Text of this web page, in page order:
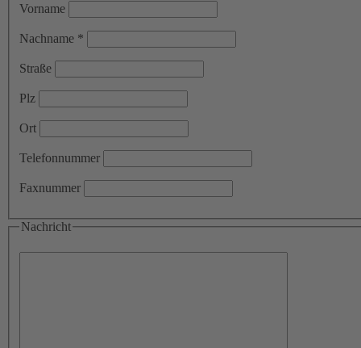
Vorname
Nachname *
Straße
Plz
Ort
Telefonnummer
Faxnummer
Nachricht